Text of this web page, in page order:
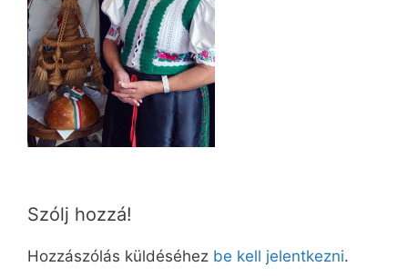
Szólj hozzá!
Hozzászólás küldéséhez be kell jelentkezni.